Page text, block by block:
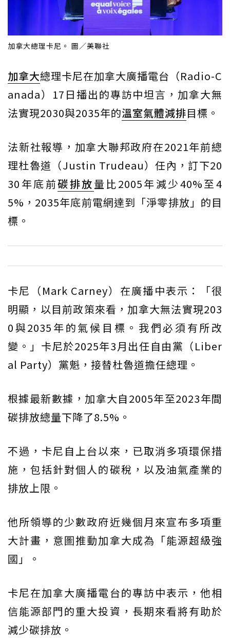
加拿大總理卡尼。 圖／美聯社
加拿大總理卡尼在加拿大廣播電台（Radio-C
anada）17日播出的專訪中坦言，加拿大無
法實現2030與2035年的溫室氣體減排目標。
法新社報導，加拿大聯邦政府在2021年前總
理杜魯道（Justin Trudeau）任內，訂下20
30年底前碳排放量比2005年減少40%至4
5%，2035年底前電網達到「淨零排放」的目
標。
卡尼（Mark Carney）在廣播中表示：「很
明顯，以目前政策來看，加拿大無法實現203
0與2035年的氣候目標。我們必須有所改
變。」卡尼於2025年3月出任自由黨（Liber
al Party）黨魁，接替杜魯道擔任總理。
根據最新數據，加拿大自2005年至2023年間
碳排放總量下降了8.5%。
不過，卡尼自上台以來，已取消多項環保措
施，包括針對個人的碳稅，以及油氣產業的
排放上限。
他所領導的少數政府近幾個月來宣布多項重
大計畫，意圖推動加拿大成為「能源超級強
國」。
卡尼在加拿大廣播電台的專訪中表示，他相
信能源部門的重大投資，長期來看將有助於
減少碳排放。